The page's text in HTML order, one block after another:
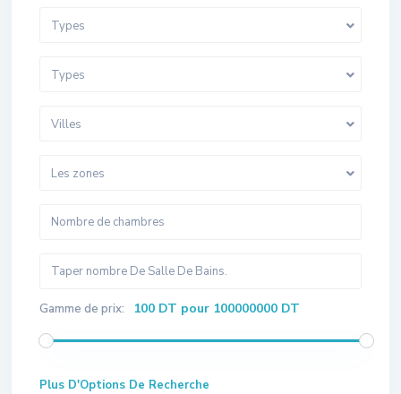
Types
Types
Villes
Les zones
Gamme de prix: 100 DT pour 100000000 DT
Plus D'Options De Recherche